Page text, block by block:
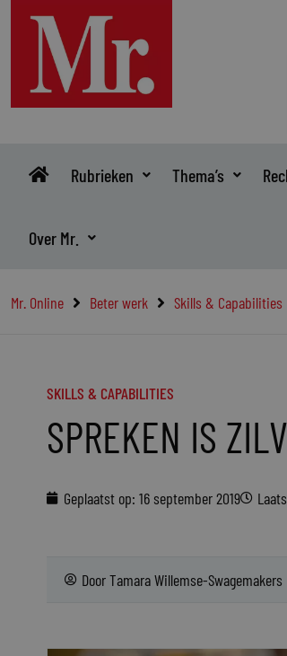
inhoud
Rubrieken Thema’s
Over Mr.
Mr. Online Beter werk Skills & Capabilities
SKILLS & CAPABILITIES
SPREKEN IS
Geplaatst op: 16 september 2019
DoorTamara Willemse-Swagemakers